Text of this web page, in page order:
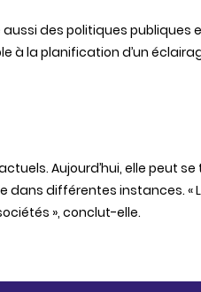
des politiques publiques
à la planification d’un
Aujourd’hui, elle peut se
dans différentes instances. «
», conclut-elle.